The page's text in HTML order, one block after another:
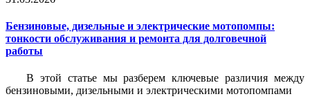
Бензиновые, дизельные и электрические мотопомпы:
тонкости обслуживания и ремонта для долговечной
работы
В этой статье мы разберем ключевые различия между
бензиновыми, дизельными и электрическими мотопомпами